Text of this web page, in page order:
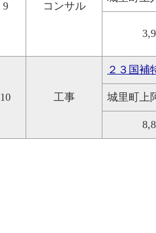
9 コンサル
10 工事
２３国補
城里町上